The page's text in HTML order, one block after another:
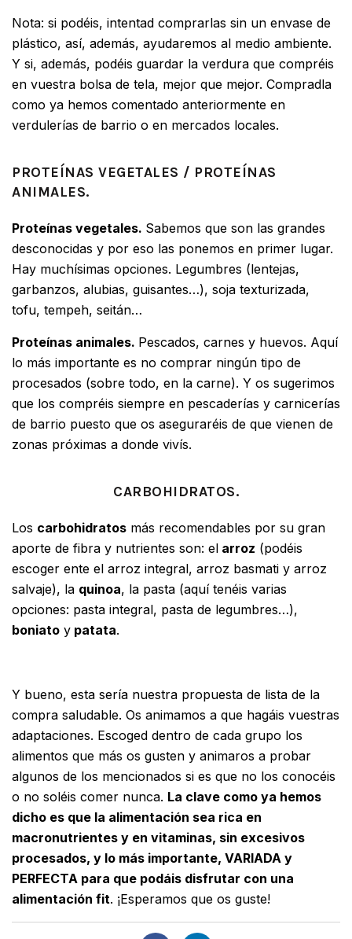
Nota: si podéis, intentad comprarlas sin un envase de
plástico, así, además, ayudaremos al medio ambiente.
Y si, además, podéis guardar la verdura que compréis
en vuestra bolsa de tela, mejor que mejor. Compradla
como ya hemos comentado anteriormente en
verdulerías de barrio o en mercados locales.
PROTEÍNAS VEGETALES / PROTEÍNAS
ANIMALES.
Proteínas vegetales. Sabemos que son las grandes
desconocidas y por eso las ponemos en primer lugar.
Hay muchísimas opciones. Legumbres (lentejas,
garbanzos, alubias, guisantes…), soja texturizada,
tofu, tempeh, seitán…
Proteínas animales. Pescados, carnes y huevos. Aquí
lo más importante es no comprar ningún tipo de
procesados (sobre todo, en la carne). Y os sugerimos
que los compréis siempre en pescaderías y carnicerías
de barrio puesto que os aseguraréis de que vienen de
zonas próximas a donde vivís.
CARBOHIDRATOS.
Los carbohidratos más recomendables por su gran
aporte de fibra y nutrientes son: el arroz (podéis
escoger ente el arroz integral, arroz basmati y arroz
salvaje), la quinoa, la pasta (aquí tenéis varias
opciones: pasta integral, pasta de legumbres…),
boniato y patata.
Y bueno, esta sería nuestra propuesta de lista de la
compra saludable. Os animamos a que hagáis vuestras
adaptaciones. Escoged dentro de cada grupo los
alimentos que más os gusten y animaros a probar
algunos de los mencionados si es que no los conocéis
o no soléis comer nunca. La clave como ya hemos
dicho es que la alimentación sea rica en
macronutrientes y en vitaminas, sin excesivos
procesados, y lo más importante, VARIADA y
PERFECTA para que podáis disfrutar con una
alimentación fit. ¡Esperamos que os guste!